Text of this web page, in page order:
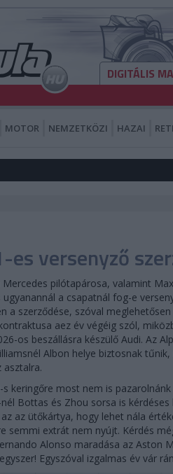
DIGITÁLIS
MOTOR NEMZETKÖZI HAZAI
es versenyző
pilótapárosa, valamint
a csapatnál fog-e
a szerződése, szóval
aez év végéig szól,
os beszállásra készülő Audi. Az
Albon helye biztosnak
asztalra.
s keringőre most nem is
Bottas és Zhou sorsa is
az ütőkártya, hogy lehet nála
semmi extrát nem nyújt. Kérdés
Alonso maradása az Aston
Egyszóval izgalmas év vár